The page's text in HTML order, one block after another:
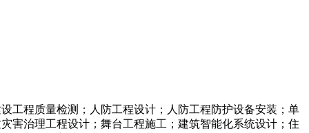
工程质量检测；人防工程设计；人防工程防护设备安装；单
害治理工程设计；舞台工程施工；建筑智能化系统设计；住